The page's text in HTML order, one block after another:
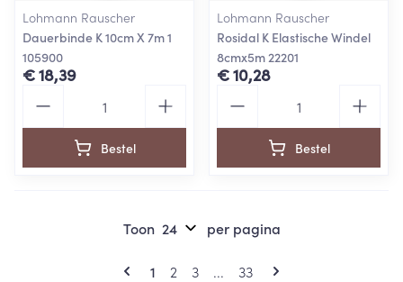
Lohmann Rauscher
Dauerbinde K 10cm X 7m 1
105900
€ 18,39
Bestel
Lohmann Rauscher
Rosidal K Elastische Windel
8cmx5m 22201
€ 10,28
Bestel
Pagina's
U lees momenteel pagina
1 Pagina
2 Pagina
3 ... Pagina
33
Toon per pagina